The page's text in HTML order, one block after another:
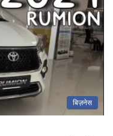
बिज़नेस